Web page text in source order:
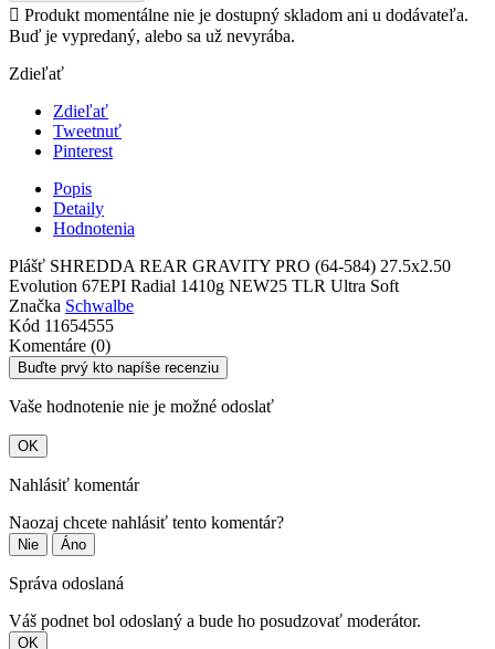
 Produkt momentálne nie je dostupný skladom ani u dodávateľa.
Buď je vypredaný, alebo sa už nevyrába.
Zdieľať
Zdieľať
Tweetnuť
Pinterest
Popis
Detaily
Hodnotenia
Plášť SHREDDA REAR GRAVITY PRO (64-584) 27.5x2.50
Evolution 67EPI Radial 1410g NEW25 TLR Ultra Soft
Značka Schwalbe
Kód 11654555
Komentáre (0)
Buďte prvý kto napíše recenziu
Vaše hodnotenie nie je možné odoslať
OK
Nahlásiť komentár
Naozaj chcete nahlásiť tento komentár?
Nie Áno
Správa odoslaná
Váš podnet bol odoslaný a bude ho posudzovať moderátor.
OK